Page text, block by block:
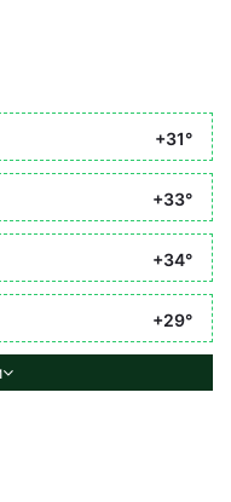
+31°
+33°
+34°
+29°